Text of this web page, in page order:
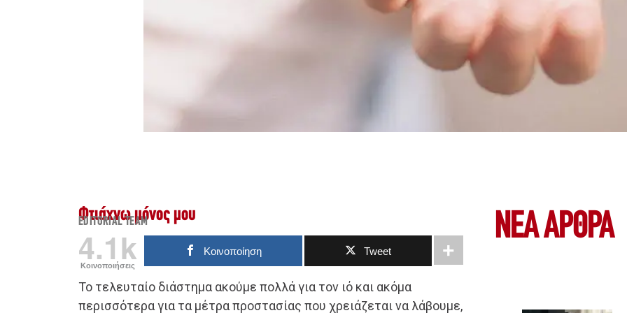
Φτιάχνω μόνος μου
EDITORIAL TEAM
4.1k
Κοινοποιήσεις
Κοινοποίηση Tweet
Το τελευταίο διάστημα ακούμε πολλά για τον ιό και ακόμα
περισσότερα για τα μέτρα προστασίας που χρειάζεται να λάβουμε,
ΝΕΑ ΆΡΘΡΑ